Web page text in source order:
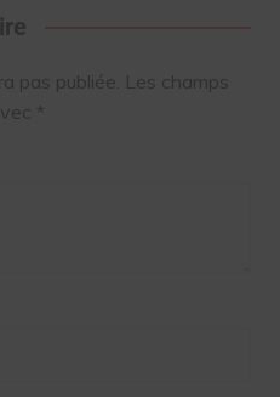
pas publiée. Les champs
*